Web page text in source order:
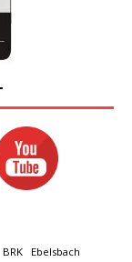
BRK Ebelsbach